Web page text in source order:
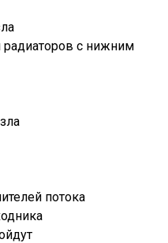
радиаторов с нижним
потока